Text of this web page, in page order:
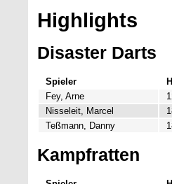
Highlights
Disaster Darts
Spieler
Fey, Arne
Nisseleit, Marcel
Teßmann, Danny
Kampfratten